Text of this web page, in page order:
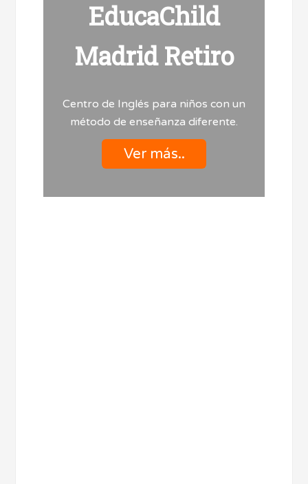
EducaChild
Madrid Retiro
Centro de Inglés para niños con un
método de enseñanza diferente.
Ver más..